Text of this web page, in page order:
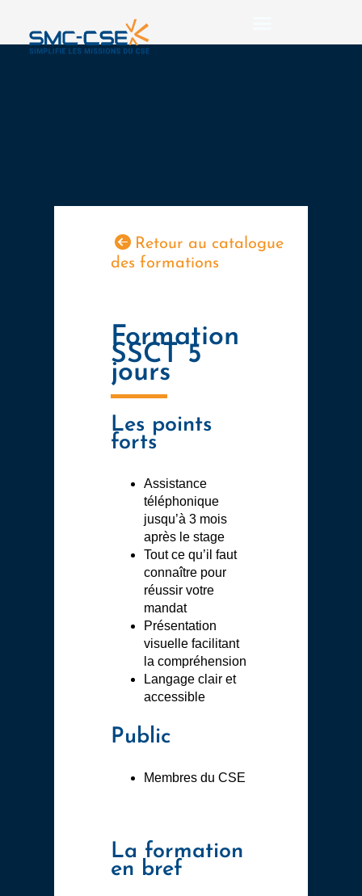
contenu
Retour au catalogue
des formations
Formation
SSCT 5
jours
Les points
forts
Assistance
téléphonique
jusqu’à 3 mois
après le stage
Tout ce qu’il faut
connaître pour
réussir votre
mandat
Présentation
visuelle facilitant
la compréhension
Langage clair et
accessible
Public
Membres du CSE
La formation
en bref